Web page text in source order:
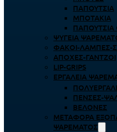
ΠΑΠΟΎΤΣΙΑ
ΜΠΟΤΆΚΙΑ
ΨΥΓΕΊΑ
ΦΑΚΟΊ-ΛΆΜΠΕΣ-
ΑΠΌΧΕΣ-ΓΆΝΤΖΟΙ
LIP-GRIPS
EΡΓΑΛΕΊΑ
ΠΈΝΣΕΣ-
ΒΕΛΌΝΕΣ
ΜΕΤΑΦΟΡΆ
ΨΑΡΈΜΑΤΟΣ